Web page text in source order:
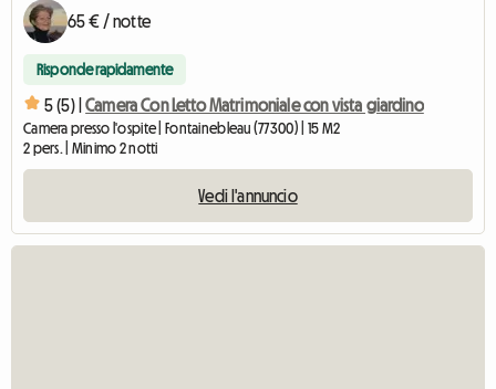
65 € / notte
Risponde rapidamente
5 (5) | Camera Con Letto Matrimoniale con vista giardino
Camera presso l'ospite | Fontainebleau (77300) | 15 M2
2 pers. | Minimo 2 notti
Vedi l'annuncio